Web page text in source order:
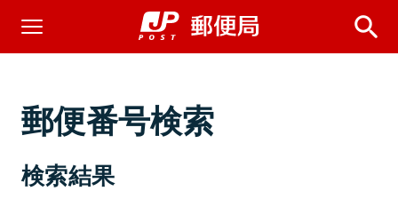
郵便番号検索
検索結果